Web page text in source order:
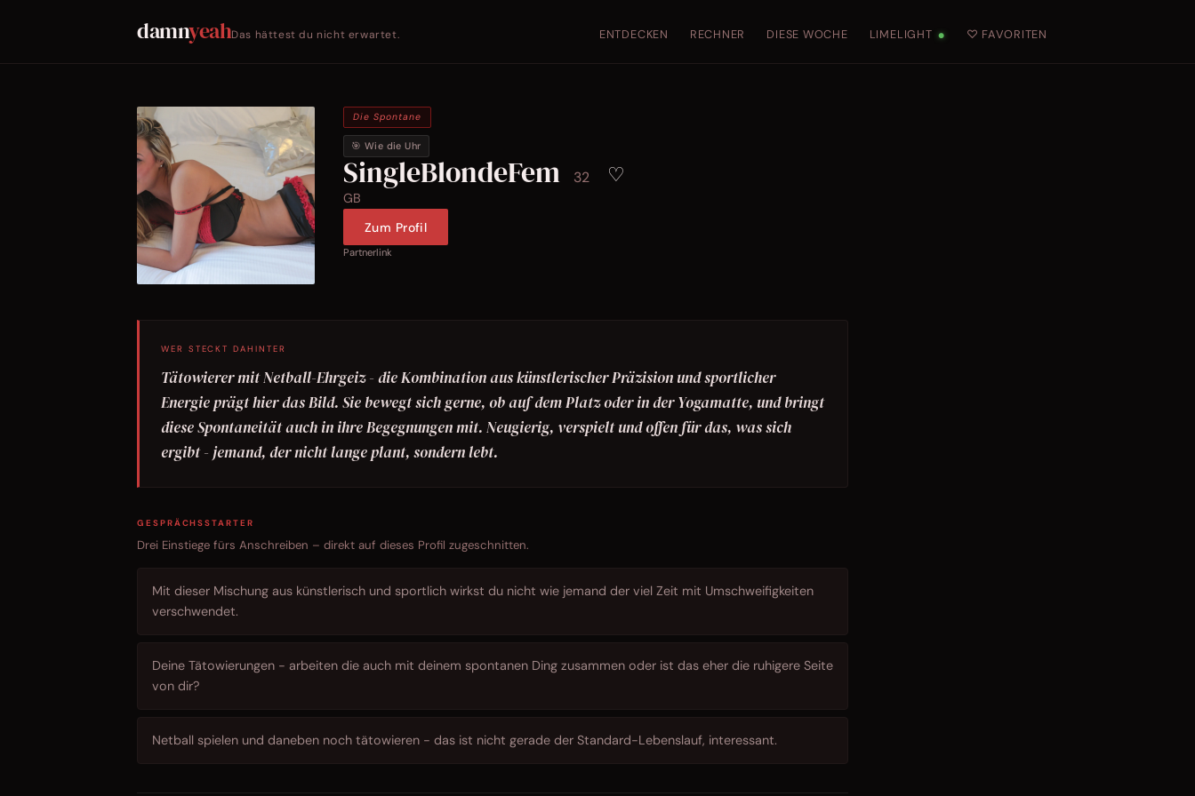
damnyeahDas hättest du nicht erwartet. ENTDECKEN RECHNER DIESE WOCHE LIMELIGHT ● ♡ FAVORITEN
Die Spontane
🎯 Wie die Uhr
SingleBlondeFem 32 ♡
GB
Zum Profil
Partnerlink
WER STECKT DAHINTER
Tätowierer mit Netball-Ehrgeiz - die Kombination aus künstlerischer Präzision und sportlicher
Energie prägt hier das Bild. Sie bewegt sich gerne, ob auf dem Platz oder in der Yogamatte, und bringt
diese Spontaneität auch in ihre Begegnungen mit. Neugierig, verspielt und offen für das, was sich
ergibt - jemand, der nicht lange plant, sondern lebt.
GESPRÄCHSSTARTER
Drei Einstiege fürs Anschreiben – direkt auf dieses Profil zugeschnitten.
Mit dieser Mischung aus künstlerisch und sportlich wirkst du nicht wie jemand der viel Zeit mit Umschweifigkeiten
verschwendet.
Deine Tätowierungen - arbeiten die auch mit deinem spontanen Ding zusammen oder ist das eher die ruhigere Seite
von dir?
Netball spielen und daneben noch tätowieren - das ist nicht gerade der Standard-Lebenslauf, interessant.